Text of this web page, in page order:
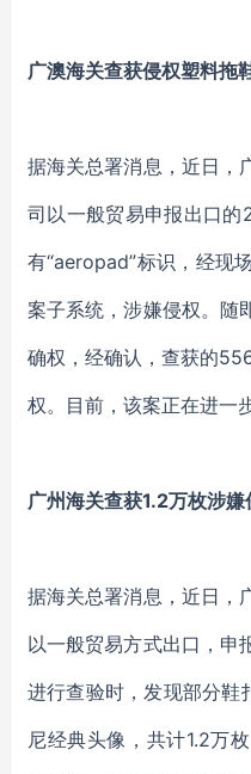
广澳海关查获侵权塑料拖
据海关总署消息，近日，
司以一般贸易申报出口
有“aeropad”标识，经现
案子系统，涉嫌侵权。随
确权，经确认，查获的
权。目前，该案正在进一
广州海关查获1.2万枚涉嫌
据海关总署消息，近日，
以一般贸易方式出口，申
进行查验时，发现部分鞋
尼经典头像，共计1.2万